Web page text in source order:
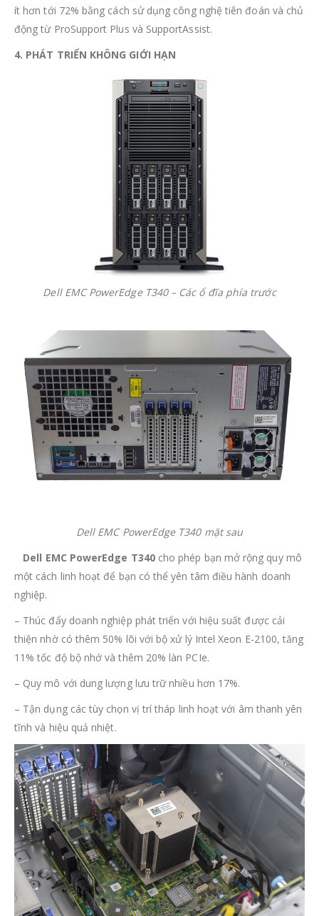
ít hơn tới 72% bằng cách sử dụng công nghệ tiên đoán và chủ
động từ ProSupport Plus và SupportAssist.
4. PHÁT TRIỂN KHÔNG GIỚI HẠN
Dell EMC PowerEdge T340 – Các ổ đĩa phía trước
Dell EMC PowerEdge T340 mặt sau
Dell EMC PowerEdge T340cho phép bạn mở rộng quy mô
một cách linh hoạt để bạn có thể yên tâm điều hành doanh
nghiệp.
– Thúc đẩy doanh nghiệp phát triển với hiệu suất được cải
thiện nhờ có thêm 50% lõi với bộ xử lý Intel Xeon E-2100, tăng
11% tốc độ bộ nhớ và thêm 20% làn PCIe.
– Quy mô với dung lượng lưu trữ nhiều hơn 17%.
– Tận dụng các tùy chọn vị trí tháp linh hoạt với âm thanh yên
tĩnh và hiệu quả nhiệt.